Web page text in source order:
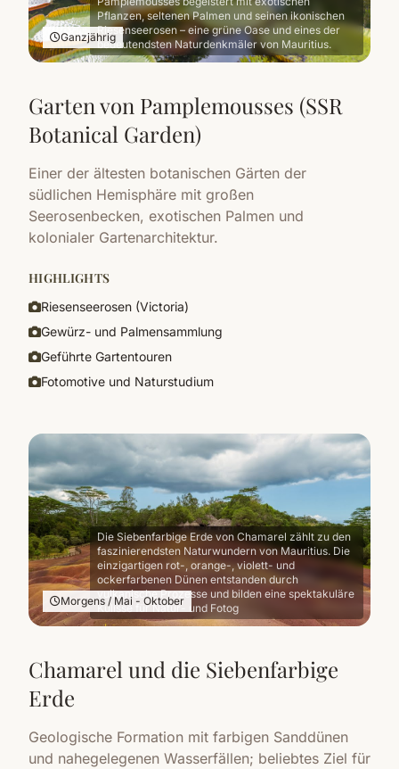
Pflanzen, seltenen Palmen und seinen ikonischen
Riesenseerosen – eine grüne Oase und eines der
bedeutendsten Naturdenkmäler von Mauritius.
Ganzjährig
Garten von Pamplemousses (SSR
Botanical Garden)
Einer der ältesten botanischen Gärten der
südlichen Hemisphäre mit großen
Seerosenbecken, exotischen Palmen und
kolonialer Gartenarchitektur.
HIGHLIGHTS
Riesenseerosen (Victoria)
Gewürz- und Palmensammlung
Geführte Gartentouren
Fotomotive und Naturstudium
Die Siebenfarbige Erde von Chamarel zählt zu den
faszinierendsten Naturwundern von Mauritius. Die
einzigartigen rot-, orange-, violett- und
ockerfarbenen Dünen entstanden durch
vulkanische Prozesse und bilden eine spektakuläre
Kulisse für Natur- und Fotog
Morgens / Mai - Oktober
Chamarel und die Siebenfarbige
Erde
Geologische Formation mit farbigen Sanddünen
und nahegelegenen Wasserfällen; beliebtes Ziel für